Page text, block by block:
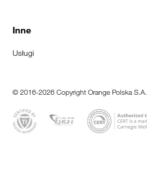
Inne
Usługi
© 2016-2026 Copyright Orange Polska S.A.